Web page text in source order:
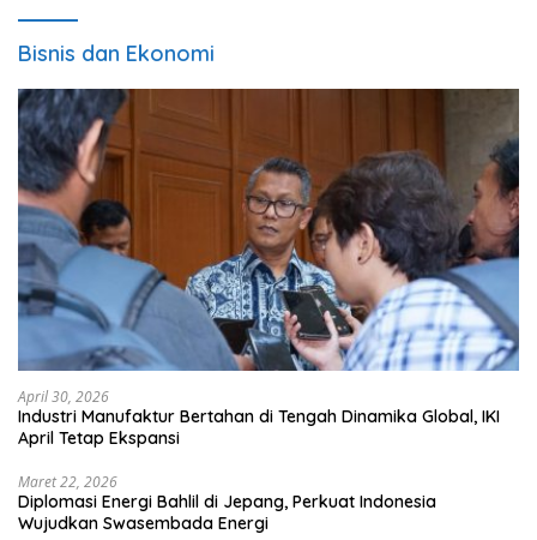
Bisnis dan Ekonomi
April 30, 2026
Industri Manufaktur Bertahan di Tengah Dinamika Global, IKI
April Tetap Ekspansi
Maret 22, 2026
Diplomasi Energi Bahlil di Jepang, Perkuat Indonesia
Wujudkan Swasembada Energi